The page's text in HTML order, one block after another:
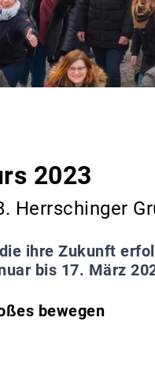
2023
Herrschinger
ihre Zukunft
bis 17. März
bewegen